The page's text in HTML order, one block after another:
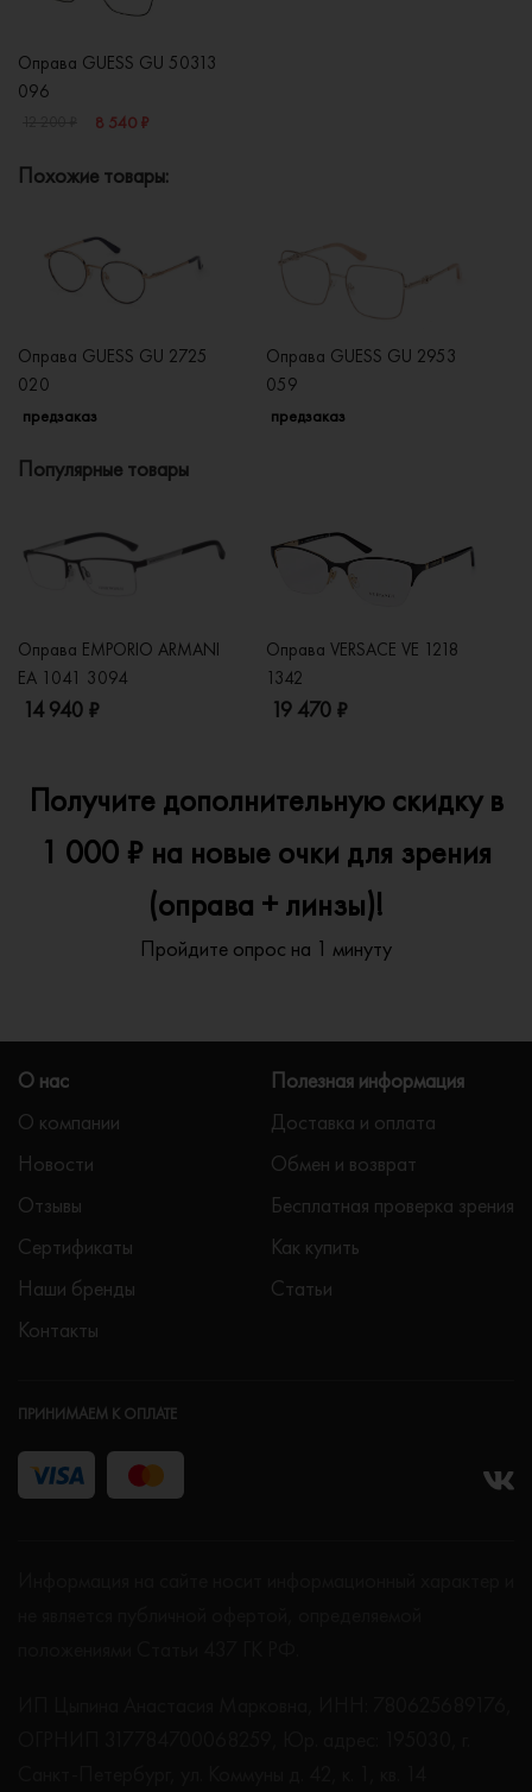
Оправа GUESS GU 50313
096
8 540 ₽
Похожие товары:
Оправа GUESS GU 2725
020
предзаказ
Оправа GUESS GU 2953
059
предзаказ
Популярные товары
Оправа EMPORIO ARMANI
EA 1041 3094
14 940 ₽
Оправа VERSACE VE 1218
1342
19 470 ₽
Получите дополнительную скидку в
1 000 ₽ на новые очки для зрения
(оправа + линзы)!
Пройдите опрос на 1 минуту
О нас
О компании
Новости
Отзывы
Сертификаты
Наши бренды
Контакты
Полезная информация
Доставка и оплата
Обмен и возврат
Бесплатная проверка зрения
Как купить
Статьи
ПРИНИМАЕМ К ОПЛАТЕ